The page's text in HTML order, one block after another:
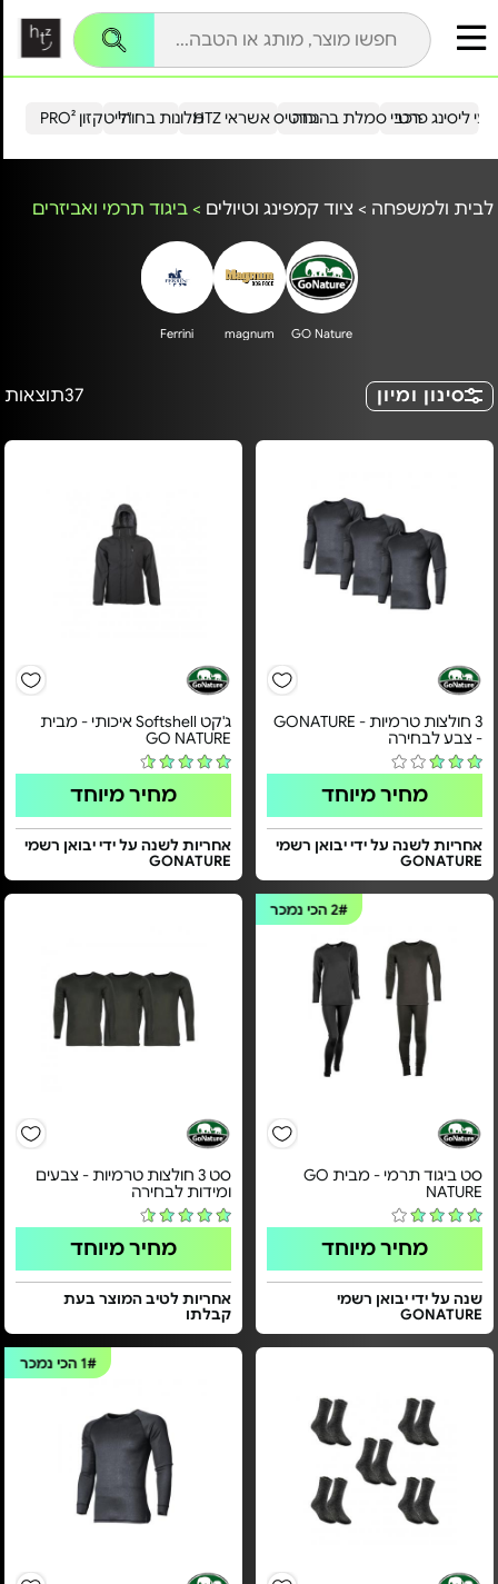
הייטקזון PRO²מלונות בחו"ל כרטיס אשראי HTZ ליסינג פרטירכבי סמלת בהנחה
לבית ולמשפחה > ציוד קמפינג וטיולים > ביגוד תרמי ואביזרים
GO Nature
magnum
Ferrini
סינון ומיון 37תוצאות
3 חולצות טרמיות - GONATURE
- צבע לבחירה
מחיר מיוחד
אחריות לשנה על ידי יבואן רשמי
GONATURE
ג'קט Softshell איכותי - מבית
GO NATURE
מחיר מיוחד
אחריות לשנה על ידי יבואן רשמי
GONATURE
2#הכי נמכר
סט ביגוד תרמי - מבית GO
NATURE
מחיר מיוחד
שנה על ידי יבואן רשמי
GONATURE
סט 3 חולצות טרמיות - צבעים
ומידות לבחירה
מחיר מיוחד
אחריות לטיב המוצר בעת
קבלתו
1#הכי נמכר